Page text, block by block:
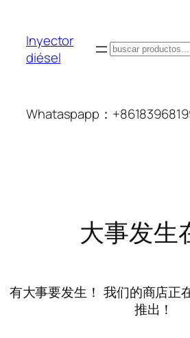
Inyector
diésel
搜
Whataspapp：
大事发生
有大事要发生！ 我们的商店正
推出！